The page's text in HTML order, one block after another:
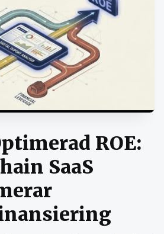
ROE:
SaaS